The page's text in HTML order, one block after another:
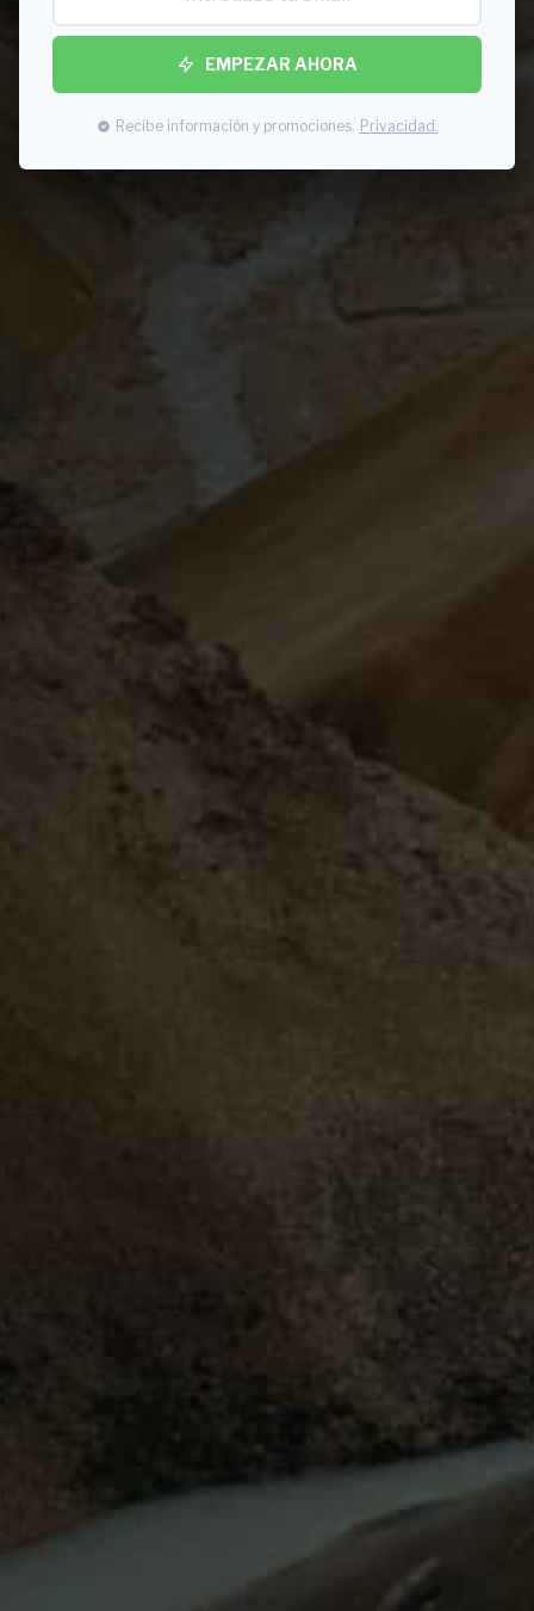
EMPEZAR AHORA
Recibe información y promociones. Privacidad.